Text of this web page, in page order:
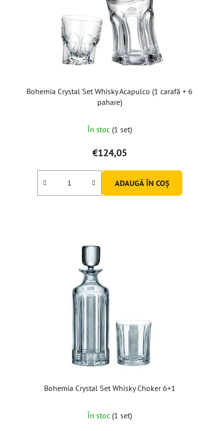
Bohemia Crystal Set Whisky Acapulco (1 carafă + 6
pahare)
În stoc (1 set)
€124,05
ADAUGĂ ÎN COŞ
Bohemia Crystal Set Whisky Choker 6+1
medie
În stoc (1 set)